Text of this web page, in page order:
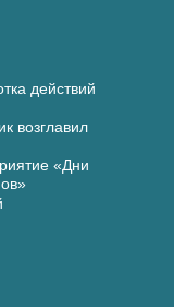
действий
возглавил
«Дни